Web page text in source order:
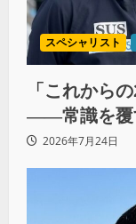
スペシャリスト
「これから
――常識を覆
（後編）
2026年7月24日